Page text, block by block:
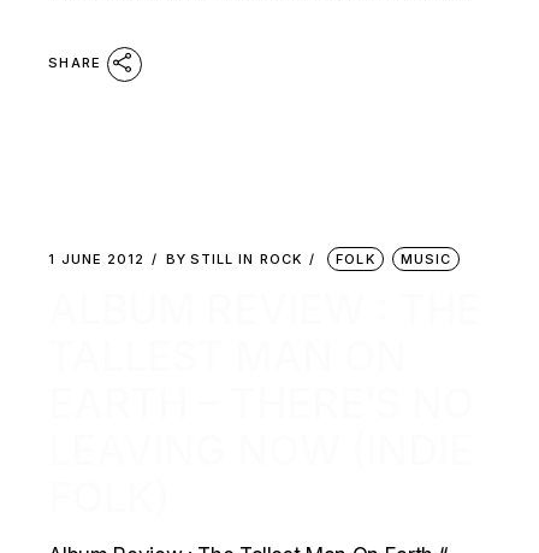
SHARE
1 JUNE 2012 BY STILL IN ROCK FOLK MUSIC